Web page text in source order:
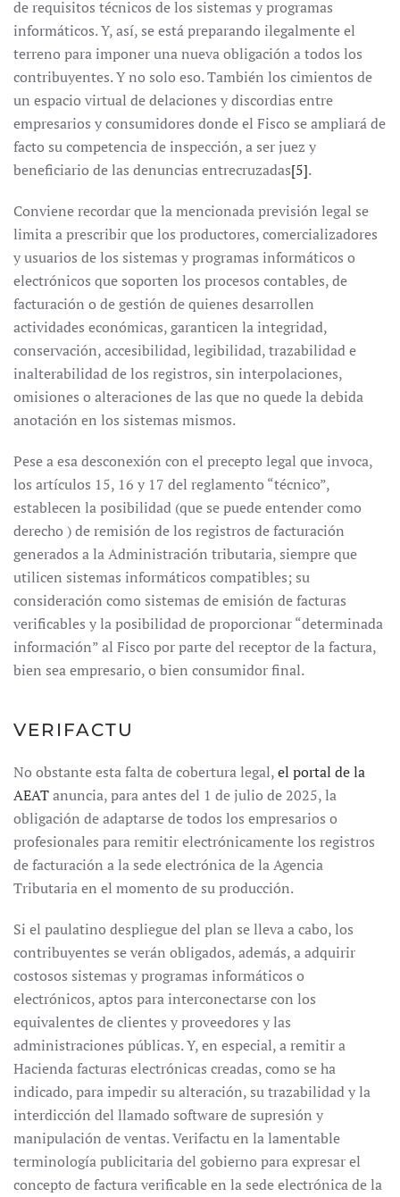
de requisitos técnicos de los sistemas y programas
informáticos. Y, así, se está preparando ilegalmente el
terreno para imponer una nueva obligación a todos los
contribuyentes. Y no solo eso. También los cimientos de
un espacio virtual de delaciones y discordias entre
empresarios y consumidores donde el Fisco se ampliará de
facto su competencia de inspección, a ser juez y
beneficiario de las denuncias entrecruzadas[5].
Conviene recordar que la mencionada previsión legal se
limita a prescribir que los productores, comercializadores
y usuarios de los sistemas y programas informáticos o
electrónicos que soporten los procesos contables, de
facturación o de gestión de quienes desarrollen
actividades económicas, garanticen la integridad,
conservación, accesibilidad, legibilidad, trazabilidad e
inalterabilidad de los registros, sin interpolaciones,
omisiones o alteraciones de las que no quede la debida
anotación en los sistemas mismos.
Pese a esa desconexión con el precepto legal que invoca,
los artículos 15, 16 y 17 del reglamento “técnico”,
establecen la posibilidad (que se puede entender como
derecho ) de remisión de los registros de facturación
generados a la Administración tributaria, siempre que
utilicen sistemas informáticos compatibles; su
consideración como sistemas de emisión de facturas
verificables y la posibilidad de proporcionar “determinada
información” al Fisco por parte del receptor de la factura,
bien sea empresario, o bien consumidor final.
VERIFACTU
No obstante esta falta de cobertura legal,el portal de la
AEATanuncia, para antes del 1 de julio de 2025, la
obligación de adaptarse de todos los empresarios o
profesionales para remitir electrónicamente los registros
de facturación a la sede electrónica de la Agencia
Tributaria en el momento de su producción.
Si el paulatino despliegue del plan se lleva a cabo, los
contribuyentes se verán obligados, además, a adquirir
costosos sistemas y programas informáticos o
electrónicos, aptos para interconectarse con los
equivalentes de clientes y proveedores y las
administraciones públicas. Y, en especial, a remitir a
Hacienda facturas electrónicas creadas, como se ha
indicado, para impedir su alteración, su trazabilidad y la
interdicción del llamado software de supresión y
manipulación de ventas. Verifactu en la lamentable
terminología publicitaria del gobierno para expresar el
concepto de factura verificable en la sede electrónica de la